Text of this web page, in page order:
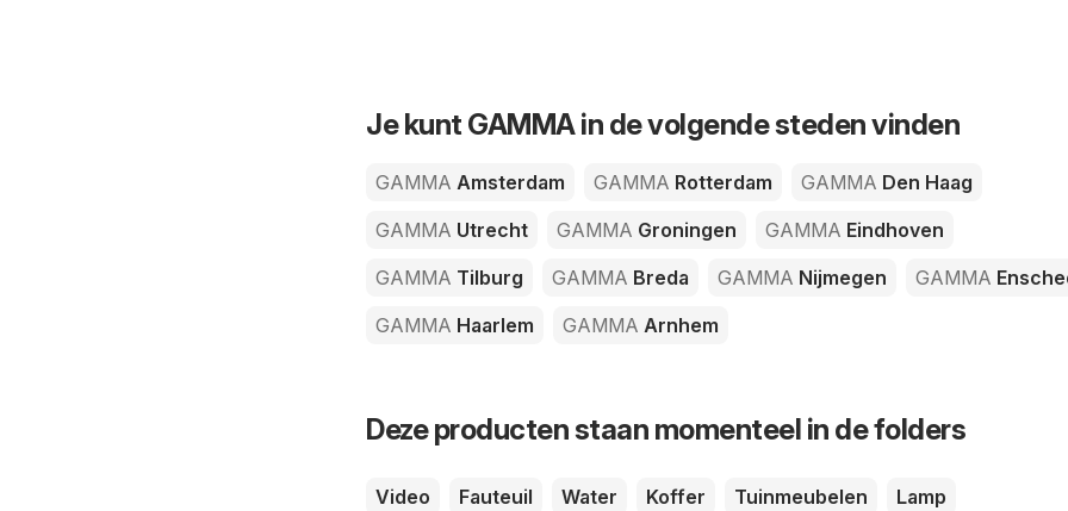
Je kunt GAMMA in de volgende steden vinden
GAMMA Amsterdam GAMMA Rotterdam GAMMA Den Haag
GAMMA Utrecht GAMMA Groningen GAMMA Eindhoven
GAMMA Tilburg GAMMA Breda GAMMA Nijmegen GAMMA
GAMMA Haarlem GAMMA Arnhem
Deze producten staan momenteel in de folders
Video Fauteuil Water Koffer Tuinmeubelen
Lamp